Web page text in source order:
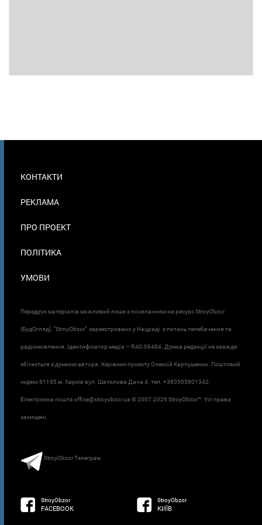
В
КОНТАКТИ
РЕКЛАМА
ПРО ПРОЕКТ
ПОЛІТИКА
УМОВИ
Передрук матеріалів можливий лише з посиланням на ресурс StroyObzor
(БудОгляд). "StroyObzor" зареєстровано у Нацраді з питань телебачення та
радіомовлення. Ідентифікатор медіа – R40-06464. Думка редакції не завжди
збігається з думкою автора. Керівник проєкту Олексій Карпушенко. Поштовий
індекс 61165 м. Харків вул. Шатилова Дача 4. тел. +380505801342.
Електронна пошта office@stroyobzor.ua © 2007-2026 StroyObzor™. Усі права
захищені.
StroyObzor Телеграм
StroyObzor
FACEBOOK
StroyObzor
КИЇВ